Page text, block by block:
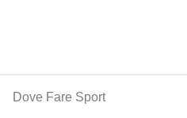
Dove Fare Sport